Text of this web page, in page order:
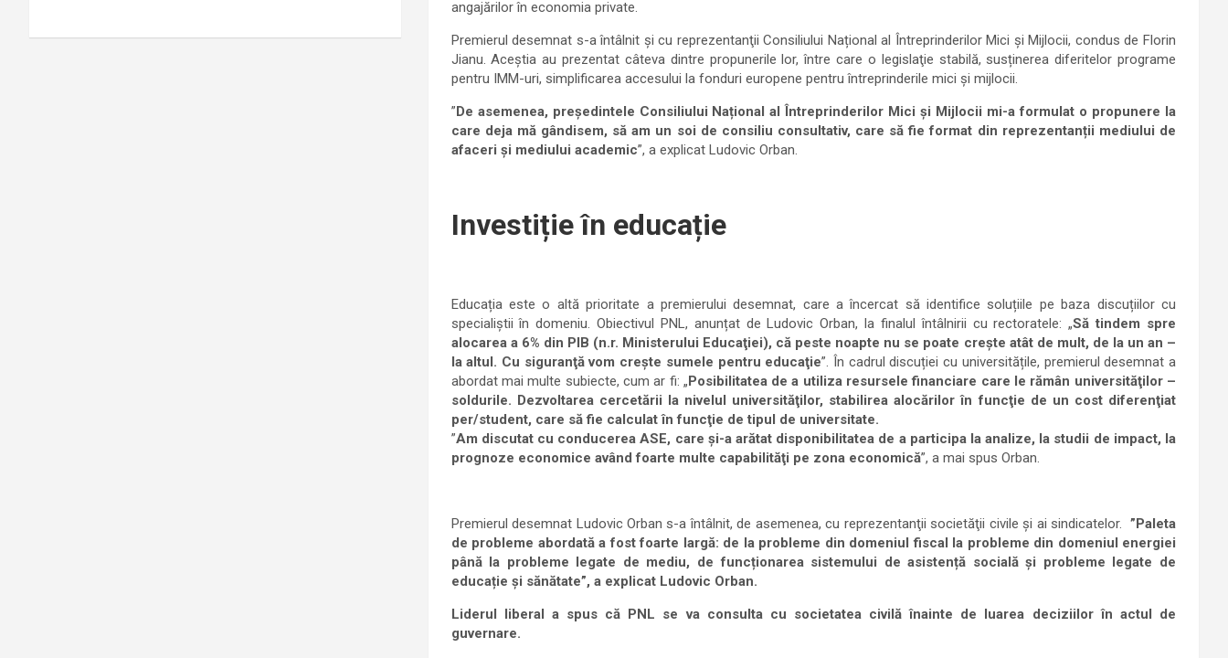
angajărilor în economia private.
Premierul desemnat s-a întâlnit și cu reprezentanţii Consiliului Național al Întreprinderilor Mici și Mijlocii, condus de Florin
Jianu. Aceştia au prezentat câteva dintre propunerile lor, între care o legislaţie stabilă, susținerea diferitelor programe
pentru IMM-uri, simplificarea accesului la fonduri europene pentru întreprinderile mici și mijlocii.
”De asemenea, președintele Consiliului Național al Întreprinderilor Mici și Mijlocii mi-a formulat o propunere la
care deja mă gândisem, să am un soi de consiliu consultativ, care să fie format din reprezentanții mediului de
afaceri și mediului academic”, a explicat Ludovic Orban.
Investiție în educație
Educația este o altă prioritate a premierului desemnat, care a încercat să identifice soluțiile pe baza discuțiilor cu
specialiștii în domeniu. Obiectivul PNL, anunțat de Ludovic Orban, la finalul întâlnirii cu rectoratele: „Să tindem spre
alocarea a 6% din PIB (n.r. Ministerului Educaţiei), că peste noapte nu se poate creşte atât de mult, de la un an –
la altul. Cu siguranţă vom creşte sumele pentru educaţie”. În cadrul discuției cu universitățile, premierul desemnat a
abordat mai multe subiecte, cum ar fi: „Posibilitatea de a utiliza resursele financiare care le rămân universităţilor –
soldurile. Dezvoltarea cercetării la nivelul universităţilor, stabilirea alocărilor în funcţie de un cost diferenţiat
per/student, care să fie calculat în funcţie de tipul de universitate.
”Am discutat cu conducerea ASE, care şi-a arătat disponibilitatea de a participa la analize, la studii de impact, la
prognoze economice având foarte multe capabilităţi pe zona economică”, a mai spus Orban.
Premierul desemnat Ludovic Orban s-a întâlnit, de asemenea, cu reprezentanţii societăţii civile şi ai sindicatelor. ”Paleta
de probleme abordată a fost foarte largă: de la probleme din domeniul fiscal la probleme din domeniul energiei
până la probleme legate de mediu, de funcționarea sistemului de asistență socială și probleme legate de
educație și sănătate”, a explicat Ludovic Orban.
Liderul liberal a spus că PNL se va consulta cu societatea civilă înainte de luarea deciziilor în actul de
guvernare.